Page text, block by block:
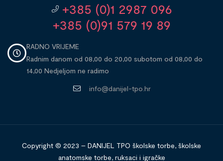
+385 (0)1 2987 096
+385 (0)91 579 19 89
RADNO VRIJEME
Radnim danom od 08,00 do 20,00 subotom od 08,00 do
14,00 Nedjeljom ne radimo
info@danijel-tpo.hr
Copyright © 2023 – DANIJEL TPO školske torbe, školske
anatomske torbe, ruksaci i igračke